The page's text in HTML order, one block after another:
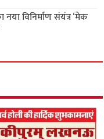
विनिर्माण संयंत्र ‘मेक